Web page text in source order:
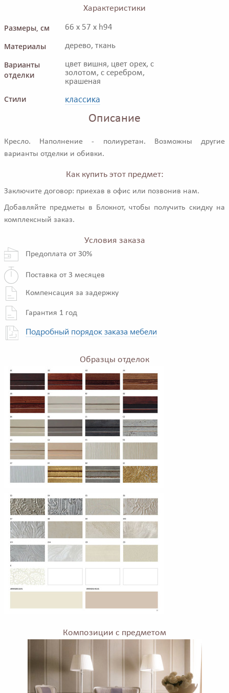
Характеристики
Размеры, см
66 x 57 x h94
Материалы дерево, ткань
Варианты
отделки
цвет вишня, цвет орех, с
золотом, с серебром,
крашеная
Стили классика
Описание
Кресло. Наполнение - полиуретан. Возможны другие
варианты отделки и обивки.
Как купить этот предмет:
Заключите договор: приехав в офис или позвонив нам.
Добавляйте предметы в Блокнот, чтобы получить скидку на
комплексный заказ.
Условия заказа
Предоплата от 30%
Поставка от 3 месяцев
Компенсация за задержку
Гарантия 1 год
Подробный порядок заказа мебели
Образцы отделок
Композиции с предметом